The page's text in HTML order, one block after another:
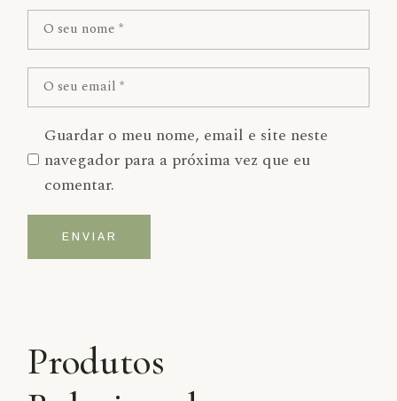
Guardar o meu nome, email e site neste
navegador para a próxima vez que eu
comentar.
ENVIAR
Produtos